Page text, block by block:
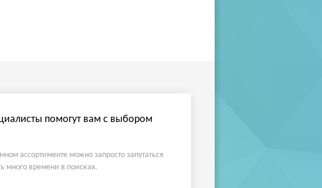
помогут вам с выбором
ассортименте можно запросто запутаться
много времени в поисках.